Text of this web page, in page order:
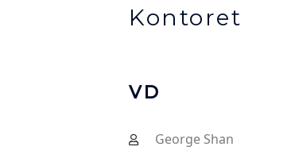
Kontoret
VD
George Shan